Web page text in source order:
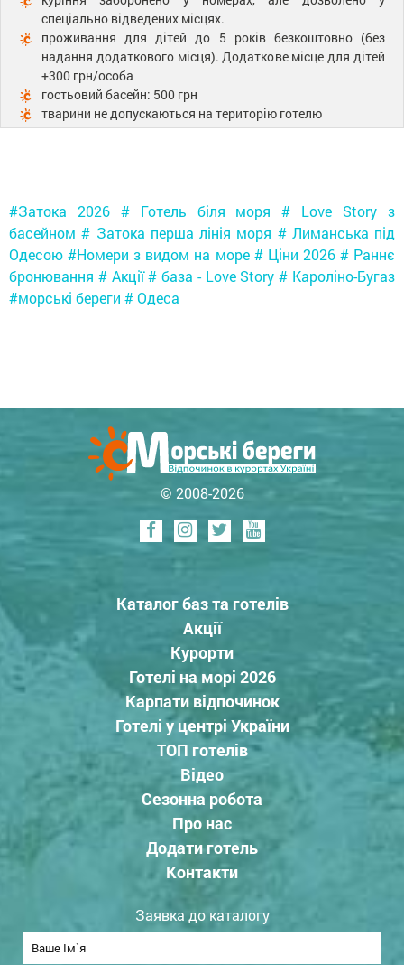
спеціально відведених місцях.
проживання для дітей до 5 років безкоштовно (без
надання додаткового місця). Додаткове місце для дітей
+300 грн/особа
гостьовий басейн: 500 грн
тварини не допускаються на територію готелю
#Затока 2026 # Готель біля моря # Love Story з
басейном # Затока перша лінія моря # Лиманська під
Одесою #Номери з видом на море # Ціни 2026 # Раннє
бронювання # Акції # база - Love Story # Кароліно-Бугаз
#морські береги # Одеса
© 2008-2026
Каталог баз та готелів
Акції
Курорти
Готелі на морі 2026
Карпати відпочинок
Готелі у центрі України
ТОП готелів
Відео
Сезонна робота
Про нас
Додати готель
Контакти
Заявка до каталогу